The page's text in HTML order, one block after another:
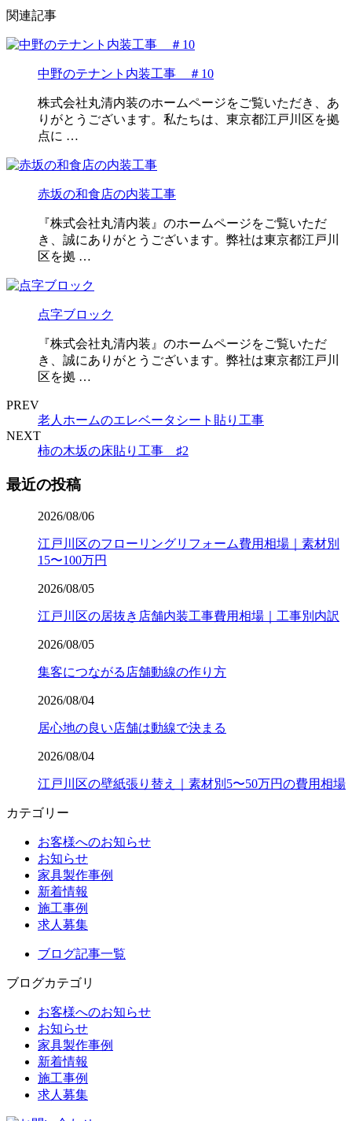
関連記事
中野のテナント内装工事 ＃10
株式会社丸清内装のホームページをご覧いただき、あ
りがとうございます。私たちは、東京都江戸川区を拠
点に …
赤坂の和食店の内装工事
『株式会社丸清内装』のホームページをご覧いただ
き、誠にありがとうございます。弊社は東京都江戸川
区を拠 …
点字ブロック
『株式会社丸清内装』のホームページをご覧いただ
き、誠にありがとうございます。弊社は東京都江戸川
区を拠 …
PREV
老人ホームのエレベータシート貼り工事
NEXT
柿の木坂の床貼り工事 ♯2
最近の投稿
2026/08/06
江戸川区のフローリングリフォーム費用相場｜素材別
15〜100万円
2026/08/05
江戸川区の居抜き店舗内装工事費用相場｜工事別内訳
2026/08/05
集客につながる店舗動線の作り方
2026/08/04
居心地の良い店舗は動線で決まる
2026/08/04
江戸川区の壁紙張り替え｜素材別5〜50万円の費用相場
カテゴリー
お客様へのお知らせ
お知らせ
家具製作事例
新着情報
施工事例
求人募集
ブログ記事一覧
ブログカテゴリ
お客様へのお知らせ
お知らせ
家具製作事例
新着情報
施工事例
求人募集